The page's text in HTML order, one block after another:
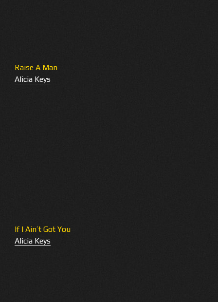
Raise A Man
Alicia Keys
If I Ain’t Got You
Alicia Keys